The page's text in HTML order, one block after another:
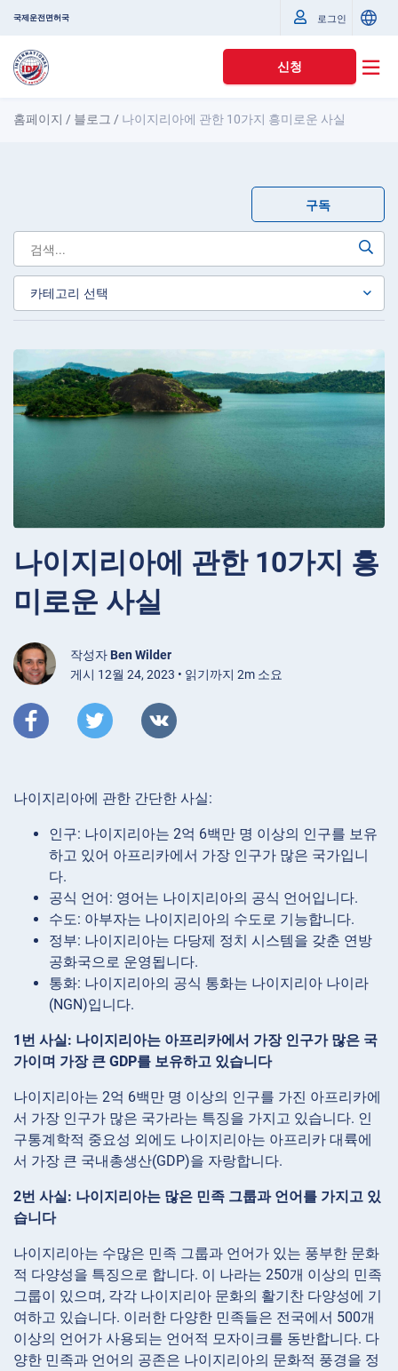
국제운전면허국 로그인
신청
홈페이지 / 블로그 / 나이지리아에 관한 10가지 흥미로운 사실
구독
나이지리아에 관한 10가지 흥
미로운 사실
작성자 Ben Wilder
게시 12월 24, 2023 • 읽기까지 2m 소요
나이지리아에 관한 간단한 사실:
인구: 나이지리아는 2억 6백만 명 이상의 인구를 보유
하고 있어 아프리카에서 가장 인구가 많은 국가입니
다.
공식 언어: 영어는 나이지리아의 공식 언어입니다.
수도: 아부자는 나이지리아의 수도로 기능합니다.
정부: 나이지리아는 다당제 정치 시스템을 갖춘 연방
공화국으로 운영됩니다.
통화: 나이지리아의 공식 통화는 나이지리아 나이라
(NGN)입니다.
1번 사실: 나이지리아는 아프리카에서 가장 인구가 많은 국
가이며 가장 큰 GDP를 보유하고 있습니다
나이지리아는 2억 6백만 명 이상의 인구를 가진 아프리카에
서 가장 인구가 많은 국가라는 특징을 가지고 있습니다. 인
구통계학적 중요성 외에도 나이지리아는 아프리카 대륙에
서 가장 큰 국내총생산(GDP)을 자랑합니다.
2번 사실: 나이지리아는 많은 민족 그룹과 언어를 가지고 있
습니다
나이지리아는 수많은 민족 그룹과 언어가 있는 풍부한 문화
적 다양성을 특징으로 합니다. 이 나라는 250개 이상의 민족
그룹이 있으며, 각각 나이지리아 문화의 활기찬 다양성에 기
여하고 있습니다. 이러한 다양한 민족들은 전국에서 500개
이상의 언어가 사용되는 언어적 모자이크를 동반합니다. 다
양한 민족과 언어의 공존은 나이지리아의 문화적 풍경을 정